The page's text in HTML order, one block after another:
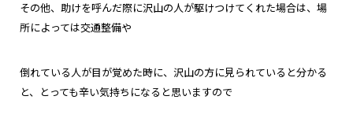
その他、助けを呼んだ際に沢山の人が駆けつけてくれた場合は、場
所によっては交通整備や
倒れている人が目が覚めた時に、沢山の方に見られていると分かる
と、とっても辛い気持ちになると思いますので